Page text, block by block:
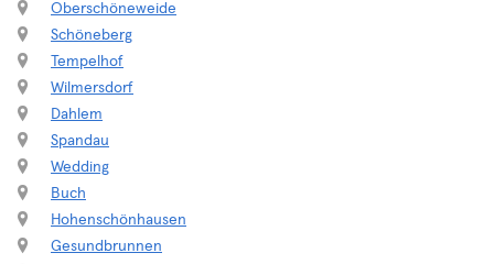
Oberschöneweide
Schöneberg
Tempelhof
Wilmersdorf
Dahlem
Spandau
Wedding
Buch
Hohenschönhausen
Gesundbrunnen